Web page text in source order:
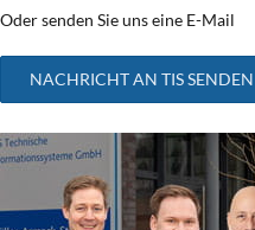
Oder senden Sie uns eine E-Mail
NACHRICHT AN TIS SENDEN